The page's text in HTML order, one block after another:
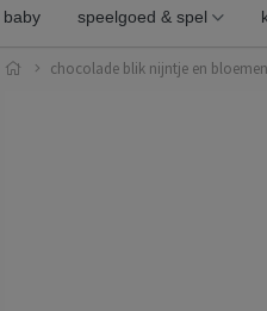
baby speelgoed & spel
chocolade blik nijntje en